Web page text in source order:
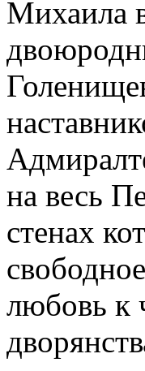
Михаила
на весь
стенах
любовь к